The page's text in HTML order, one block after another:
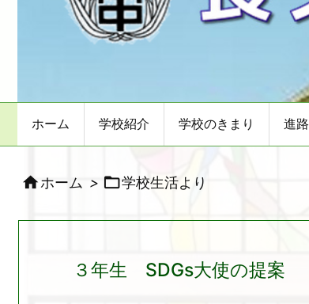
ホーム 学校紹介 学校のきまり 進路
ホーム > 学校生活より
３年生 SDGs大使の提案